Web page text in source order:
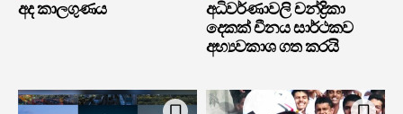
අද කාලගුණය
අධිවර්ණාවලි චන්ද්‍රිකා
දෙකක් චීනය සාර්ථකව
අභ්‍යවකාශ ගත කරයි